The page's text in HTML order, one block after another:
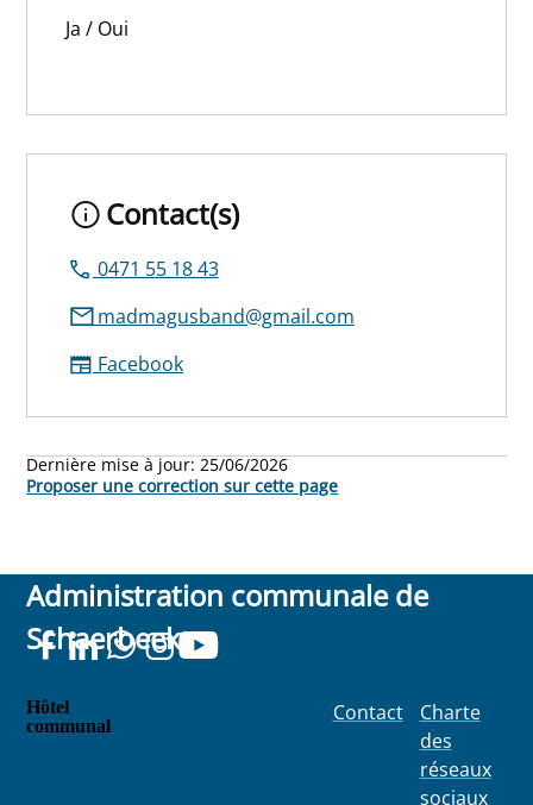
Ja / Oui
Contact(s)
0471 55 18 43
madmagusband@gmail.com
Facebook
Dernière mise à jour:25/06/2026
Proposer une correction sur cette page
Administration communale de
Schaerbeek
Hôtel
communal
Contact
Charte
des
réseaux
sociaux